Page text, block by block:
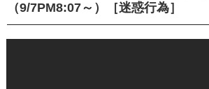
（9/7PM8:07～）［迷惑行為］